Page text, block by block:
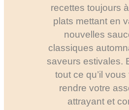
recettes toujours
plats mettant en
nouvelles
classiques
saveurs estivales.
tout ce qu’il
rendre votre
attrayant et